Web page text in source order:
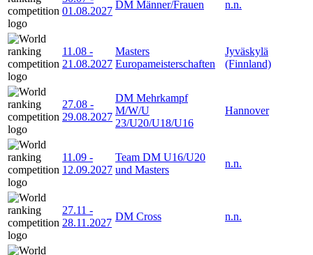
01.08.2027
DM Männer/Frauen n.n.
11.08 -
21.08.2027
Masters
Europameisterschaften
Jyväskylä
(Finnland)
27.08 -
29.08.2027
DM Mehrkampf
M/W/U
23/U20/U18/U16
Hannover
11.09 -
12.09.2027
Team DM U16/U20
und Masters
n.n.
27.11 -
28.11.2027
DM Cross n.n.